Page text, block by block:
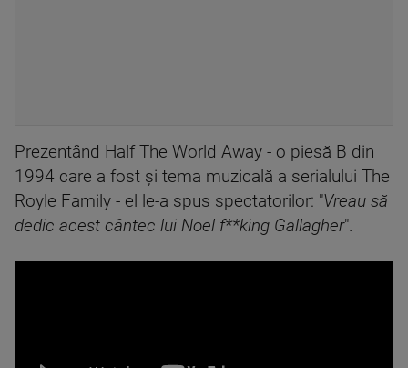
Prezentând Half The World Away - o piesă B din
1994 care a fost și tema muzicală a serialului The
Royle Family - el le-a spus spectatorilor: "Vreau să
dedic acest cântec lui Noel f**king Gallagher".